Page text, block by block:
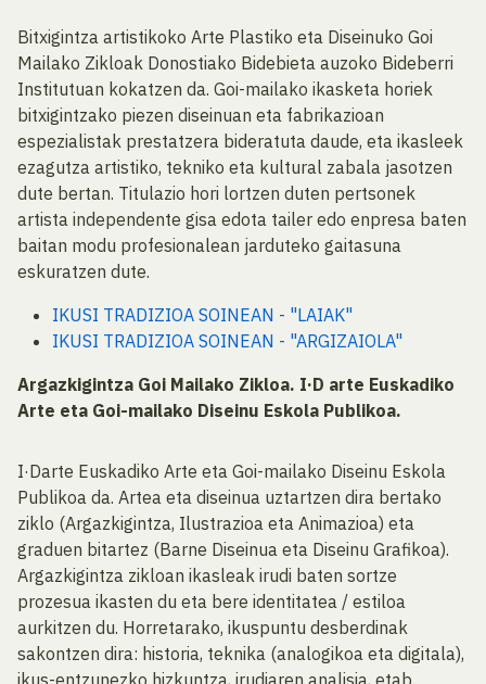
Bitxigintza artistikoko Arte Plastiko eta Diseinuko Goi
Mailako Zikloak Donostiako Bidebieta auzoko Bideberri
Institutuan kokatzen da. Goi-mailako ikasketa horiek
bitxigintzako piezen diseinuan eta fabrikazioan
espezialistak prestatzera bideratuta daude, eta ikasleek
ezagutza artistiko, tekniko eta kultural zabala jasotzen
dute bertan. Titulazio hori lortzen duten pertsonek
artista independente gisa edota tailer edo enpresa baten
baitan modu profesionalean jarduteko gaitasuna
eskuratzen dute.
IKUSI TRADIZIOA SOINEAN - "LAIAK"
IKUSI TRADIZIOA SOINEAN - "ARGIZAIOLA"
Argazkigintza Goi Mailako Zikloa. I·D arte Euskadiko
Arte eta Goi-mailako Diseinu Eskola Publikoa.
I·Darte Euskadiko Arte eta Goi-mailako Diseinu Eskola
Publikoa da. Artea eta diseinua uztartzen dira bertako
ziklo (Argazkigintza, Ilustrazioa eta Animazioa) eta
graduen bitartez (Barne Diseinua eta Diseinu Grafikoa).
Argazkigintza zikloan ikasleak irudi baten sortze
prozesua ikasten du eta bere identitatea / estiloa
aurkitzen du. Horretarako, ikuspuntu desberdinak
sakontzen dira: historia, teknika (analogikoa eta digitala),
ikus-entzunezko hizkuntza, irudiaren analisia, etab.